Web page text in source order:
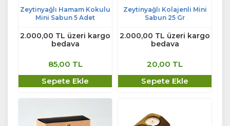
Zeytinyağlı Hamam Kokulu
Mini Sabun 5 Adet
2.000,00 TL üzeri kargo
bedava
85,00 TL
Sepete Ekle
Zeytinyağlı Kolajenli Mini
Sabun 25 Gr
2.000,00 TL üzeri kargo
bedava
20,00 TL
Sepete Ekle